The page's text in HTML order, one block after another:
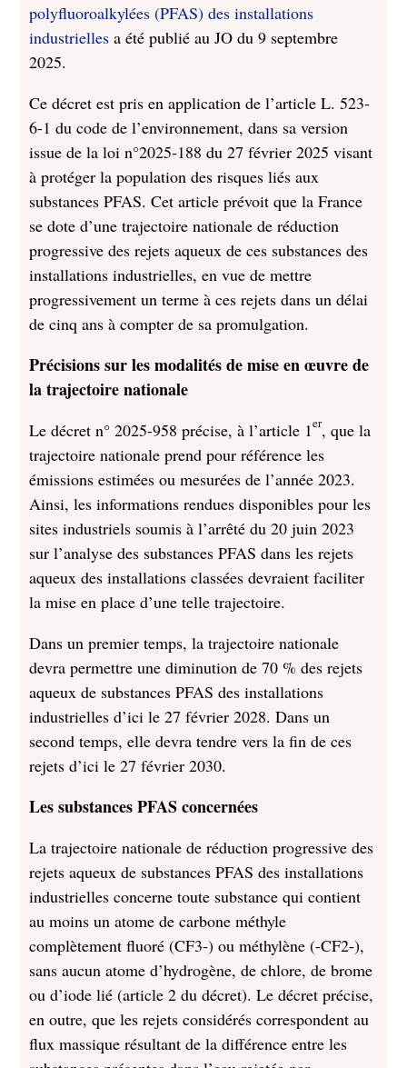
polyfluoroalkylées (PFAS) des installations
industrielles a été publié au JO du 9 septembre
2025.
Ce décret est pris en application de l’article L. 523-
6-1 du code de l’environnement, dans sa version
issue de la loi n°2025-188 du 27 février 2025 visant
à protéger la population des risques liés aux
substances PFAS. Cet article prévoit que la France
se dote d’une trajectoire nationale de réduction
progressive des rejets aqueux de ces substances des
installations industrielles, en vue de mettre
progressivement un terme à ces rejets dans un délai
de cinq ans à compter de sa promulgation.
Précisions sur les modalités de mise en œuvre de
la trajectoire nationale
Le décret n° 2025-958 précise, à l’article 1er, que la
trajectoire nationale prend pour référence les
émissions estimées ou mesurées de l’année 2023.
Ainsi, les informations rendues disponibles pour les
sites industriels soumis à l’arrêté du 20 juin 2023
sur l’analyse des substances PFAS dans les rejets
aqueux des installations classées devraient faciliter
la mise en place d’une telle trajectoire.
Dans un premier temps, la trajectoire nationale
devra permettre une diminution de 70 % des rejets
aqueux de substances PFAS des installations
industrielles d’ici le 27 février 2028. Dans un
second temps, elle devra tendre vers la fin de ces
rejets d’ici le 27 février 2030.
Les substances PFAS concernées
La trajectoire nationale de réduction progressive des
rejets aqueux de substances PFAS des installations
industrielles concerne toute substance qui contient
au moins un atome de carbone méthyle
complètement fluoré (CF3-) ou méthylène (-CF2-),
sans aucun atome d’hydrogène, de chlore, de brome
ou d’iode lié (article 2 du décret). Le décret précise,
en outre, que les rejets considérés correspondent au
flux massique résultant de la différence entre les